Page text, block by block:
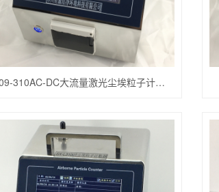
Y09-310AC-DC大流量激光尘埃粒子计数器